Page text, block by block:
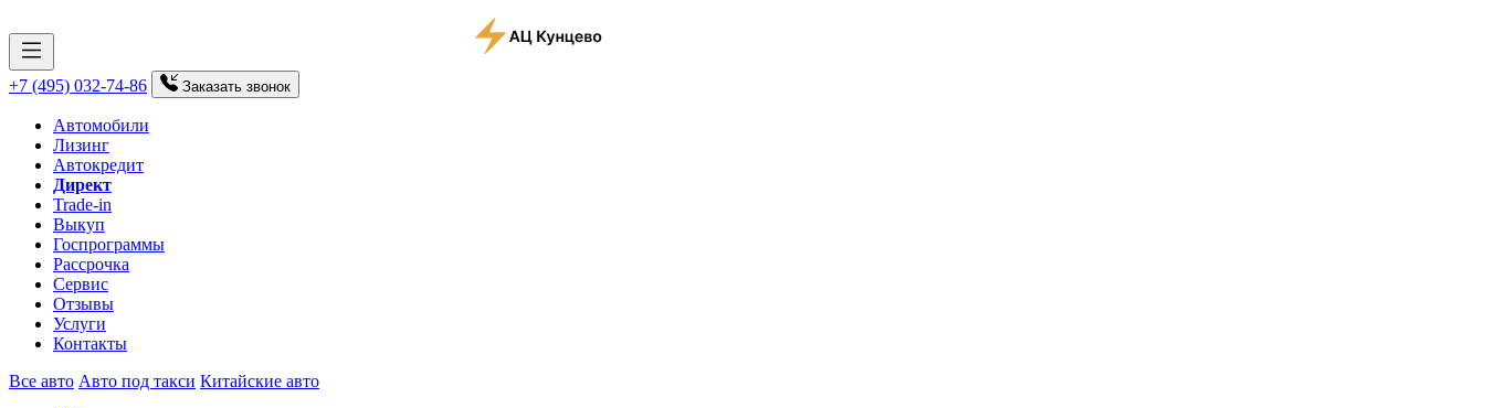
+7 (495) 032-74-86 Заказать звонок
Автомобили
Лизинг
Автокредит
Директ
Trade-in
Выкуп
Госпрограммы
Рассрочка
Сервис
Отзывы
Услуги
Контакты
Все авто Авто под такси Китайские авто